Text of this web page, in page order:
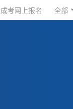
成考网上报名 全部
成考网上报名 全部